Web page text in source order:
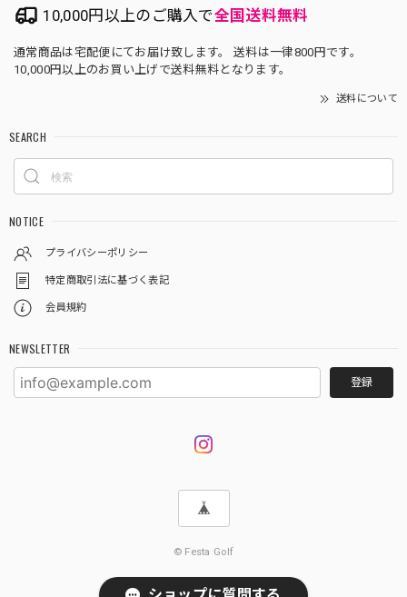
10,000円以上のご購入で全国送料無料
通常商品は宅配便にてお届け致します。 送料は一律800円です。
10,000円以上のお買い上げで送料無料となります。
送料について
SEARCH
NOTICE
プライバシーポリシー
特定商取引法に基づく表記
会員規約
NEWSLETTER
登録
© Festa Golf